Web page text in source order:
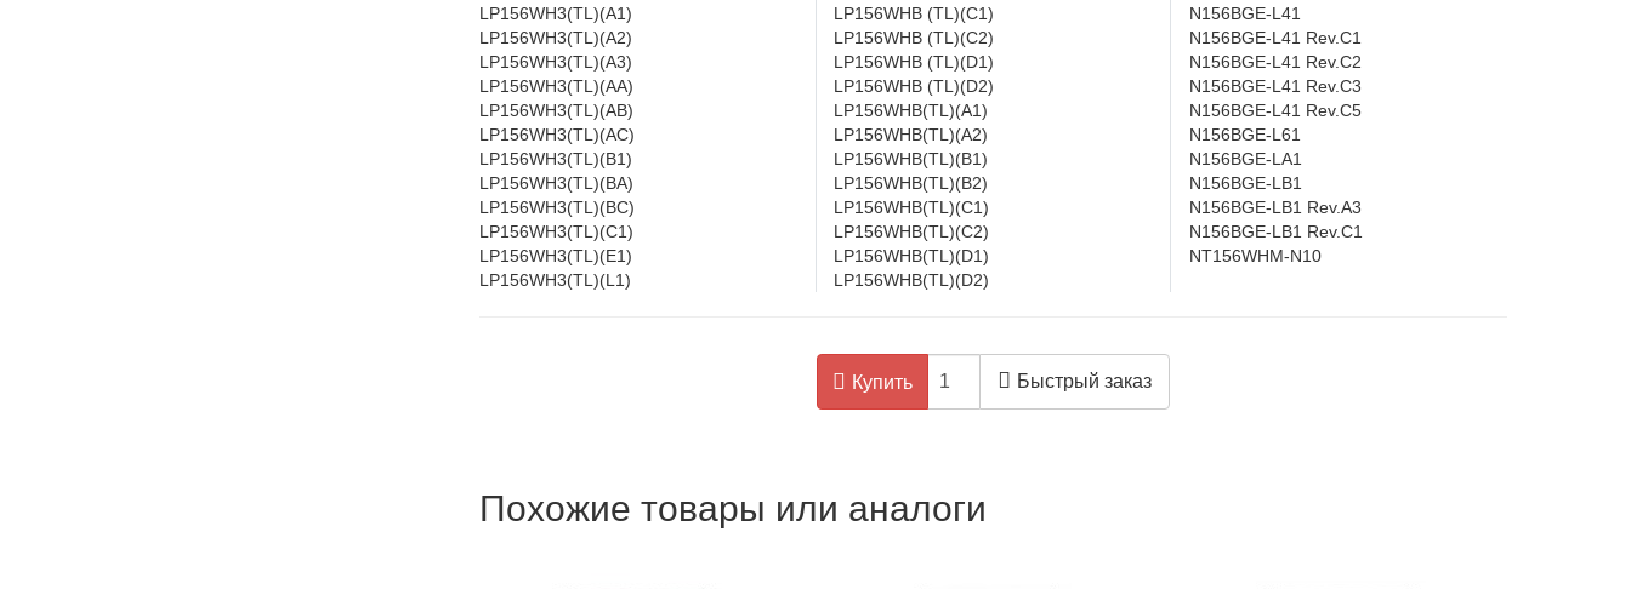
LP156WH3(TL)(A1)
LP156WH3(TL)(A2)
LP156WH3(TL)(A3)
LP156WH3(TL)(AA)
LP156WH3(TL)(AB)
LP156WH3(TL)(AC)
LP156WH3(TL)(B1)
LP156WH3(TL)(BA)
LP156WH3(TL)(BC)
LP156WH3(TL)(C1)
LP156WH3(TL)(E1)
LP156WH3(TL)(L1)
LP156WHB (TL)(C1)
LP156WHB (TL)(C2)
LP156WHB (TL)(D1)
LP156WHB (TL)(D2)
LP156WHB(TL)(A1)
LP156WHB(TL)(A2)
LP156WHB(TL)(B1)
LP156WHB(TL)(B2)
LP156WHB(TL)(C1)
LP156WHB(TL)(C2)
LP156WHB(TL)(D1)
LP156WHB(TL)(D2)
N156BGE-L41
N156BGE-L41 Rev.C1
N156BGE-L41 Rev.C2
N156BGE-L41 Rev.C3
N156BGE-L41 Rev.C5
N156BGE-L61
N156BGE-LA1
N156BGE-LB1
N156BGE-LB1 Rev.A3
N156BGE-LB1 Rev.C1
NT156WHM-N10
Купить Быстрый заказ
Похожие товары или аналоги